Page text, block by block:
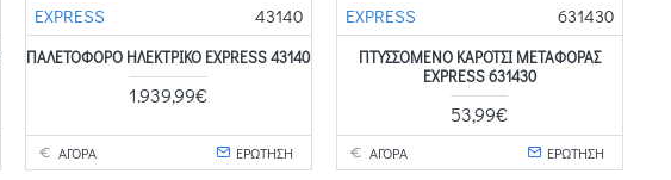
EXPRESS 43140
ΠΑΛΕΤΟΦΌΡΟ ΗΛΕΚΤΡΙΚΌ EXPRESS 43140
1.939,99€
ΑΓΟΡΑ ΕΡΩΤΗΣΗ
EXPRESS 631430
ΠΤΥΣΣΟΜΕΝΟ ΚΑΡΟΤΣΙ ΜΕΤΑΦΟΡΑΣ
EXPRESS 631430
53,99€
ΑΓΟΡΑ ΕΡΩΤΗΣΗ